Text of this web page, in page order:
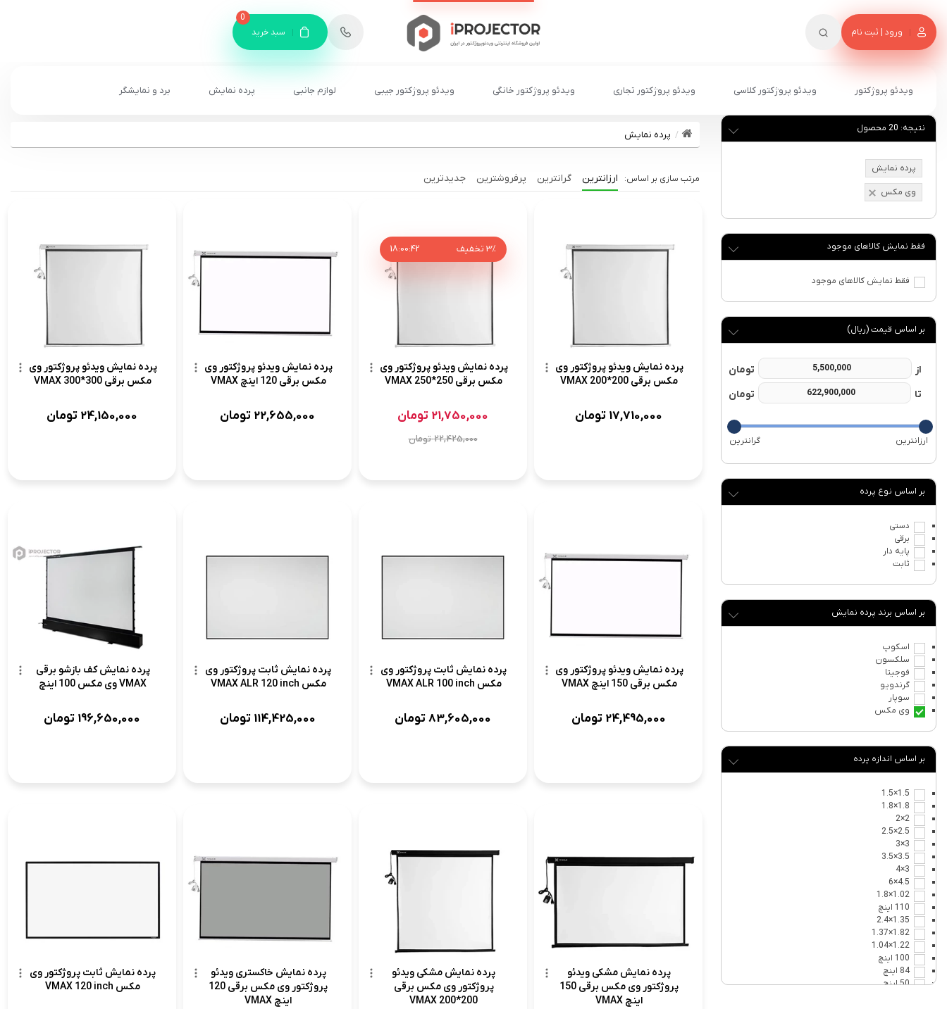
ورود | ثبت نام
8
سبد خرید
0
ویدئو پروژکتور ویدئو پروژکتور کلاسی ویدئو پروژکتور تجاری ویدئو پروژکتور خانگی ویدئو پروژکتور جیبی لوازم جانبی پرده نمایش برد و نمایشگر
پرده نمایش
ارزانترین گرانترین پرفروشترین جدیدترین
پرده نمایش ویدئو پروژکتور وی
مکس برقی 200*200 VMAX
17,710,000 تومان
تخفیف 3%
18:00:41
پرده نمایش ویدئو پروژکتور وی
مکس برقی 250*250 VMAX
21,750,000 تومان
22,425,000تومان
پرده نمایش ویدئو پروژکتور وی
مکس برقی 120 اینچ VMAX
22,655,000 تومان
پرده نمایش ویدئو پروژکتور وی
مکس برقی 300*300 VMAX
24,150,000 تومان
پرده نمایش ویدئو پروژکتور وی
مکس برقی 150 اینچ VMAX
24,495,000 تومان
پرده نمایش ثابت پروژکتور وی
مکس VMAX ALR 100 inch
83,605,000تومان
پرده نمایش ثابت پروژکتور وی
مکس VMAX ALR 120 inch
114,425,000 تومان
پرده نمایش کف بازشو برقی
VMAX وی مکس 100 اینچ
196,650,000 تومان
پرده نمایش مشکی ویدئو
پروژکتور وی مکس برقی 150
اینچ VMAX
پرده نمایش مشکی ویدئو
پروژکتور وی مکس برقی
200*200 VMAX
پرده نمایش خاکستری ویدئو
پروژکتور وی مکس برقی 120
اینچ VMAX
پرده نمایش ثابت پروژکتور وی
مکس VMAX 120 inch
نتیجه: 20 محصول
پرده نمایش
وی مکس
فقط نمایش کالاهای موجود
فقط نمایش کالاهای موجود
بر اساس قیمت (ریال)
نوع پرده
دستی
برقی
پایه دار
ثابت
برند پرده نمایش
اسکوپ
سلکسون
فوجیتا
گرندویو
سوپار
وی مکس
اندازه پرده
1.5×1.5
1.8×1.8
2×2
2.5×2.5
3×3
3.5×3.5
3×4
4.5×6
1.02×1.8
110 اینچ
1.35×2.4
1.82×1.37
1.22×1.04
100 اینچ
84 اینچ
50 اینچ